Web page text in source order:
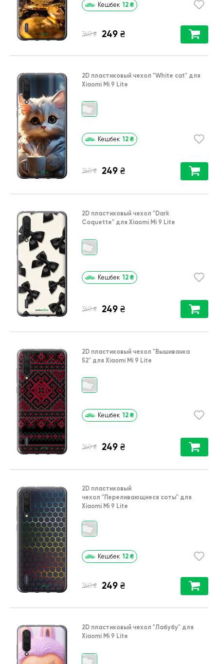
Кешбек 12 ₴
360 ₴ 249 ₴
2D пластиковый чехол "White cat" для
Xiaomi Mi 9 Lite
Кешбек 12 ₴
360 ₴ 249 ₴
2D пластиковый чехол "Dark
Coquette" для Xiaomi Mi 9 Lite
Кешбек 12 ₴
360 ₴ 249 ₴
2D пластиковый чехол "Вышиванка
52" для Xiaomi Mi 9 Lite
Кешбек 12 ₴
360 ₴ 249 ₴
2D пластиковый
чехол "Переливающиеся соты" для
Xiaomi Mi 9 Lite
Кешбек 12 ₴
360 ₴ 249 ₴
2D пластиковый чехол "Лабубу" для
Xiaomi Mi 9 Lite